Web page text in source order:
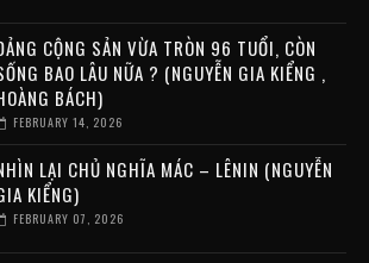
CỘNG SẢN VỪA TRÒN 96 TUỔI, CÒN
BAO LÂU NỮA ? (NGUYỄN GIA KIỂNG ,
BÁCH)
FEBRUARY 14, 2026
LẠI CHỦ NGHĨA MÁC – LÊNIN (NGUYỄN
KIỂNG)
FEBRUARY 07, 2026